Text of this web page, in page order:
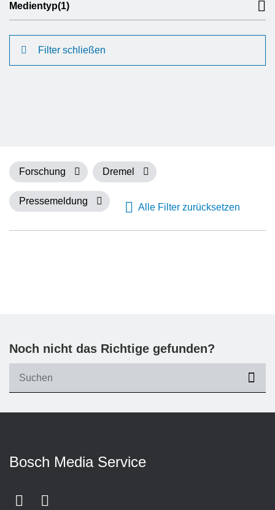
Medientyp(1)
Filter schließen
Forschung Dremel
Pressemeldung
Alle Filter zurücksetzen
Noch nicht das Richtige gefunden?
Bosch Media Service